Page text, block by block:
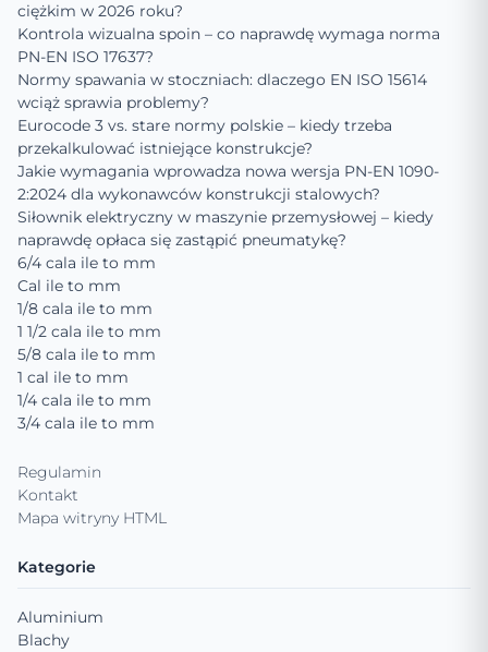
ciężkim w 2026 roku?
Kontrola wizualna spoin – co naprawdę wymaga norma
PN-EN ISO 17637?
Normy spawania w stoczniach: dlaczego EN ISO 15614
wciąż sprawia problemy?
Eurocode 3 vs. stare normy polskie – kiedy trzeba
przekalkulować istniejące konstrukcje?
Jakie wymagania wprowadza nowa wersja PN-EN 1090-
2:2024 dla wykonawców konstrukcji stalowych?
Siłownik elektryczny w maszynie przemysłowej – kiedy
naprawdę opłaca się zastąpić pneumatykę?
6/4 cala ile to mm
Cal ile to mm
1/8 cala ile to mm
1 1/2 cala ile to mm
5/8 cala ile to mm
1 cal ile to mm
1/4 cala ile to mm
3/4 cala ile to mm
Regulamin
Kontakt
Mapa witryny HTML
Kategorie
Aluminium
Blachy